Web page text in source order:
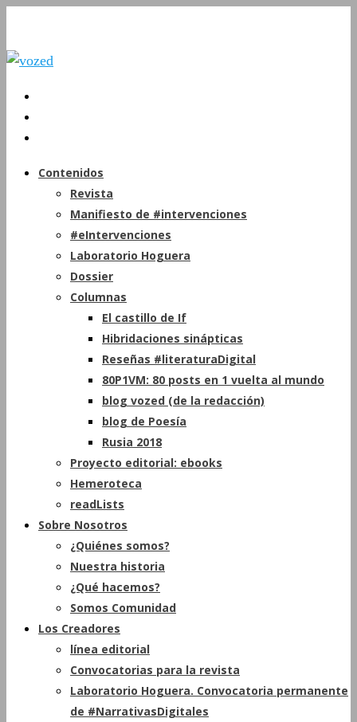
Contenidos
Revista
Manifiesto de #intervenciones
#eIntervenciones
Laboratorio Hoguera
Dossier
Columnas
El castillo de If
Hibridaciones sinápticas
Reseñas #literaturaDigital
80P1VM: 80 posts en 1 vuelta al mundo
blog vozed (de la redacción)
blog de Poesía
Rusia 2018
Proyecto editorial: ebooks
Hemeroteca
readLists
Sobre Nosotros
¿Quiénes somos?
Nuestra historia
¿Qué hacemos?
Somos Comunidad
Los Creadores
línea editorial
Convocatorias para la revista
Laboratorio Hoguera. Convocatoria permanente
de #NarrativasDigitales